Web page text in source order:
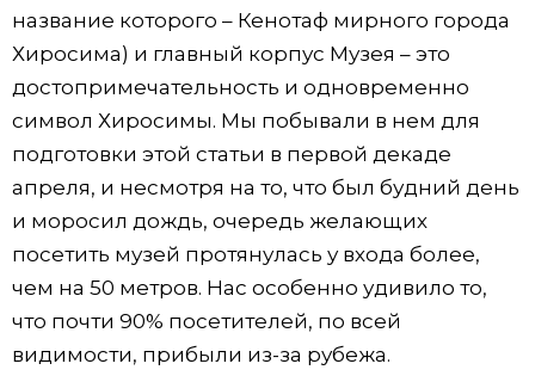
название которого – Кенотаф мирного города
Хиросима) и главный корпус Музея – это
достопримечательность и одновременно
символ Хиросимы. Мы побывали в нем для
подготовки этой статьи в первой декаде
апреля, и несмотря на то, что был будний день
и моросил дождь, очередь желающих
посетить музей протянулась у входа более,
чем на 50 метров. Нас особенно удивило то,
что почти 90% посетителей, по всей
видимости, прибыли из-за рубежа.